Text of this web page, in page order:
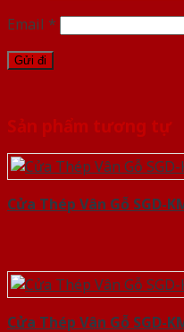
Email *
Sản phẩm tương tự
Cửa Thép Vân Gỗ SGD-
Cửa Thép Vân Gỗ SGD-